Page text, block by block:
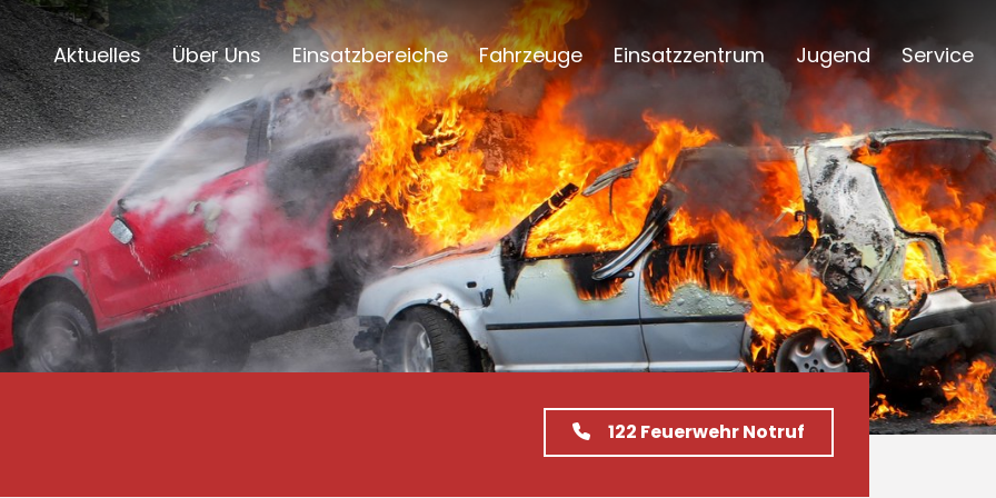
Aktuelles Über Uns Einsatzbereiche Fahrzeuge Einsatzzentrum Jugend Service
122 Feuerwehr Notruf